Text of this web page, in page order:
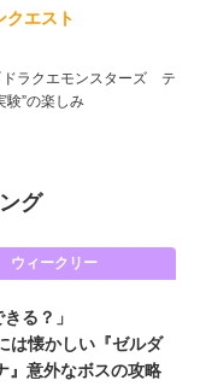
クエスト
ラクエモンスターズ テ
験”の楽しみ
グ
ウィークリー
る？」
は懐かしい『ゼルダ
』意外なボスの攻略